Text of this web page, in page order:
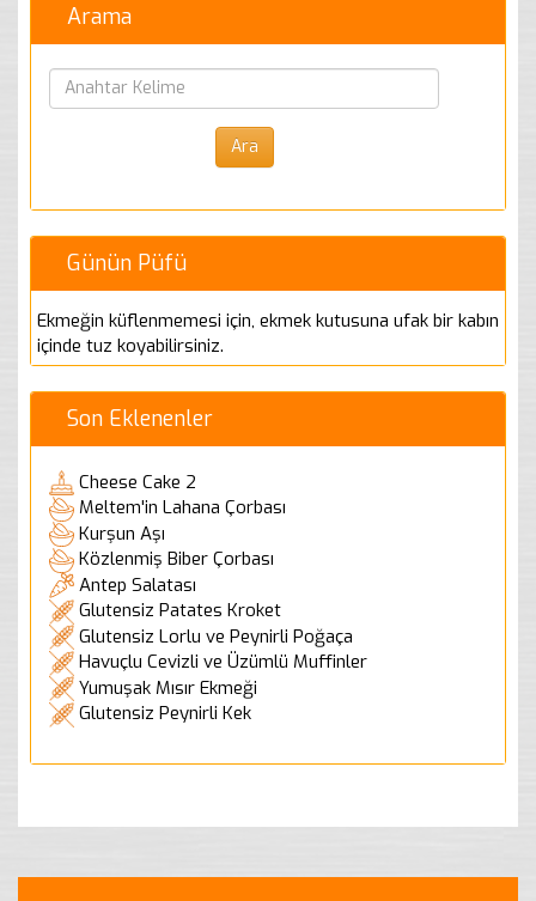
Arama
Günün Püfü
Ekmeğin küflenmemesi için, ekmek kutusuna ufak bir kabın
içinde tuz koyabilirsiniz.
Son Eklenenler
Cheese Cake 2
Meltem'in Lahana Çorbası
Kurşun Aşı
Közlenmiş Biber Çorbası
Antep Salatası
Glutensiz Patates Kroket
Glutensiz Lorlu ve Peynirli Poğaça
Havuçlu Cevizli ve Üzümlü Muffinler
Yumuşak Mısır Ekmeği
Glutensiz Peynirli Kek